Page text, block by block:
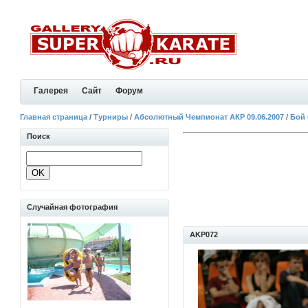
Галерея Сайт Форум
Главная страница /Турниры /Абсолютный Чемпионат АКР 09.06.2007 /Бой
Поиск
Случайная фотография
AKP072